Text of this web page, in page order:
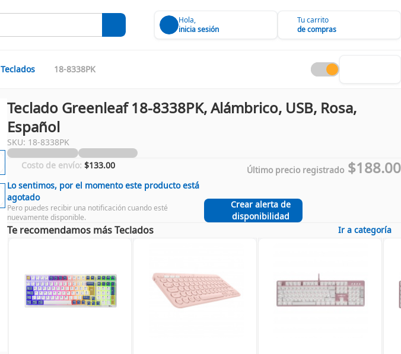
Hola,
inicia sesión
Tu carrito
de compras
Teclados 18-8338PK
Teclado Greenleaf 18-8338PK, Alámbrico, USB, Rosa,
Español
SKU: 18-8338PK
Costo de envío: $133.00 Último precio registrado $188.00
Lo sentimos, por el momento este producto está
agotado
Pero puedes recibir una notificación cuando esté
nuevamente disponible.
Crear alerta de
disponibilidad
Te recomendamos más Teclados Ir a categoría